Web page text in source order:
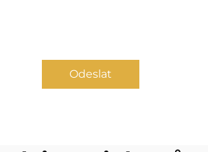
Odeslat